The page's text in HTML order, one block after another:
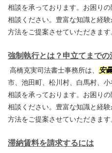
相談を承っております。お困り
相談ください。豊富な知識と経
方法をご提案させていただきます
強制執行とは？申立てまでの
高橋克実司法書士事務所は、 安
市、池田町、松川村、白馬村、
相談を承っております。お困り
相談ください。豊富な知識と経
方法をご提案させていただきます
滞納賃料を請求するには